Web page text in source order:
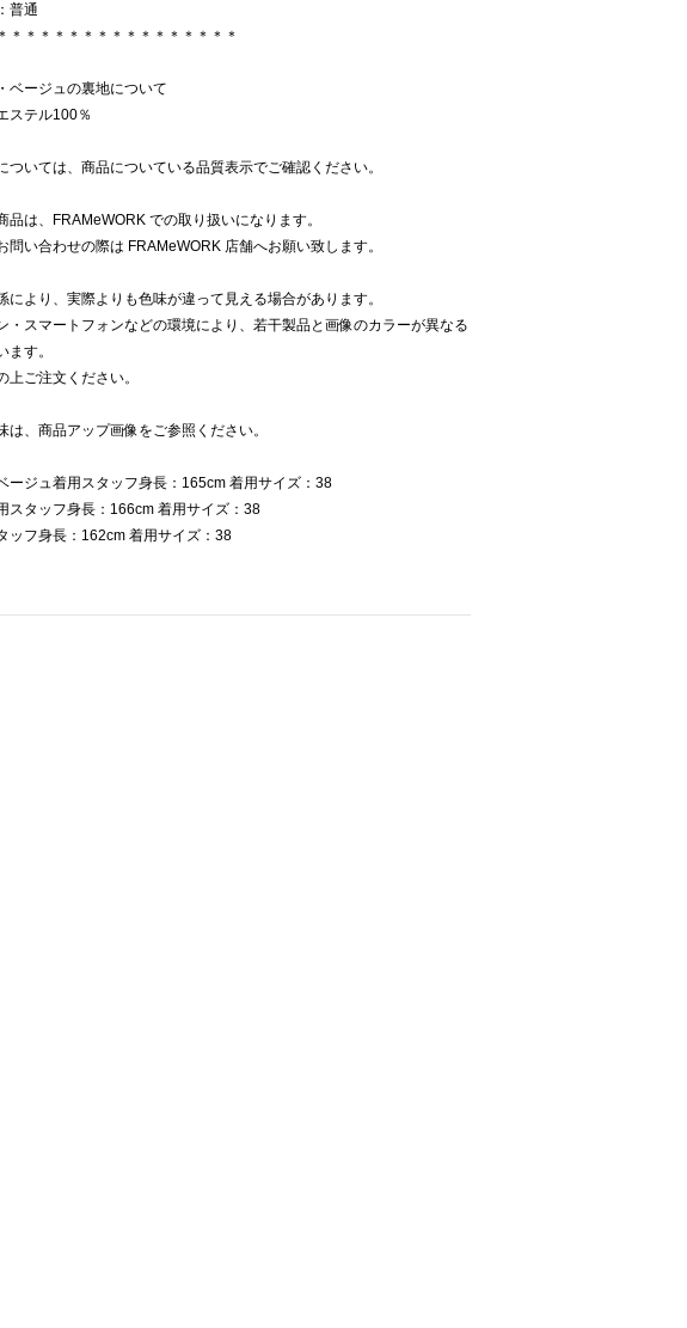
普通
＊＊＊＊＊＊＊＊＊＊＊＊＊＊＊＊
ベージュの裏地について
ステル100％
いては、商品についている品質表示でご確認ください。
は、FRAMeWORK での取り扱いになります。
問い合わせの際は FRAMeWORK 店舗へお願い致します。
より、実際よりも色味が違って見える場合があります。
・スマートフォンなどの環境により、若干製品と画像のカラーが異なる
ます。
上ご注文ください。
、商品アップ画像をご参照ください。
ージュ着用スタッフ身長：165cm 着用サイズ：38
スタッフ身長：166cm 着用サイズ：38
ッフ身長：162cm 着用サイズ：38